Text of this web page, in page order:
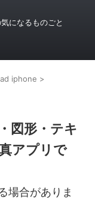
になるものごと
iphone >
図形・テキ
アプリで
場合がありま